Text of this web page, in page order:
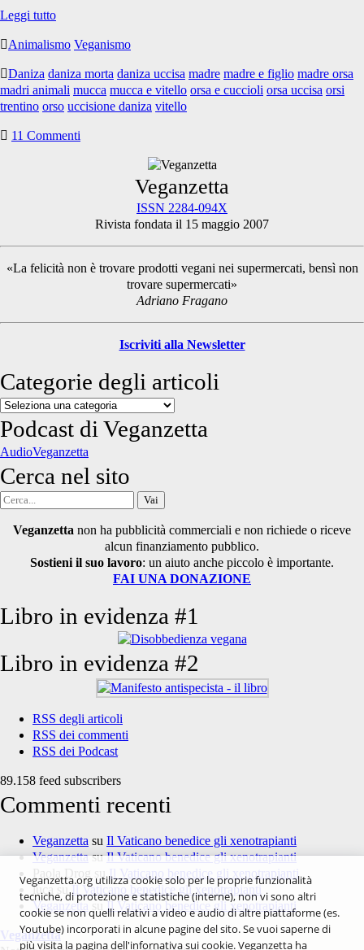
Leggi tuttoDaniza
le
madri
Animalismo Veganismo
Daniza daniza morta daniza uccisa madre madre e figlio madre orsa
madri animali mucca mucca e vitello orsa e cuccioli orsa uccisa orsi
trentino orso uccisione daniza vitello
11 Commenti
Sidebar
Veganzetta
ISSN 2284-094X
Rivista fondata il 15 maggio 2007
«La felicità non è trovare prodotti vegani nei supermercati, bensì non
trovare supermercati»
Adriano Fragano
Iscriviti alla Newsletter
Categorie degli articoli
Categorie
degli
articoli
Podcast di Veganzetta
AudioVeganzetta
Cerca nel sito
Cerca
Veganzetta non ha pubblicità commerciali e non richiede o riceve
alcun finanziamento pubblico.
Sostieni il suo lavoro: un aiuto anche piccolo è importante.
FAI UNA DONAZIONE
Libro in evidenza #1
Libro in evidenza #2
RSS degli articoli
RSS dei commenti
RSS dei Podcast
89.158 feed subscribers
Commenti recenti
Veganzetta su Il Vaticano benedice gli xenotrapianti
VeganzettasuIl Vaticano benedice gli xenotrapianti
Paola Drog suIl Vaticano benedice gli xenotrapianti
luca suIl Vaticano benedice gli xenotrapianti
Veganzetta su Il Vaticano benedice gli xenotrapianti
Veganzetta
Veganzetta.org utilizza cookie solo per le proprie funzionalità
tecniche, di protezione e statistiche (interne), non vi sono altri
cookie se non quelli relativi a video e audio di altre piattaforme (es.
Youtube) incorporati in alcune pagine del sito. Se vuoi saperne di
più visita la pagina dell'infornativa sui cookie. Veganzetta ha